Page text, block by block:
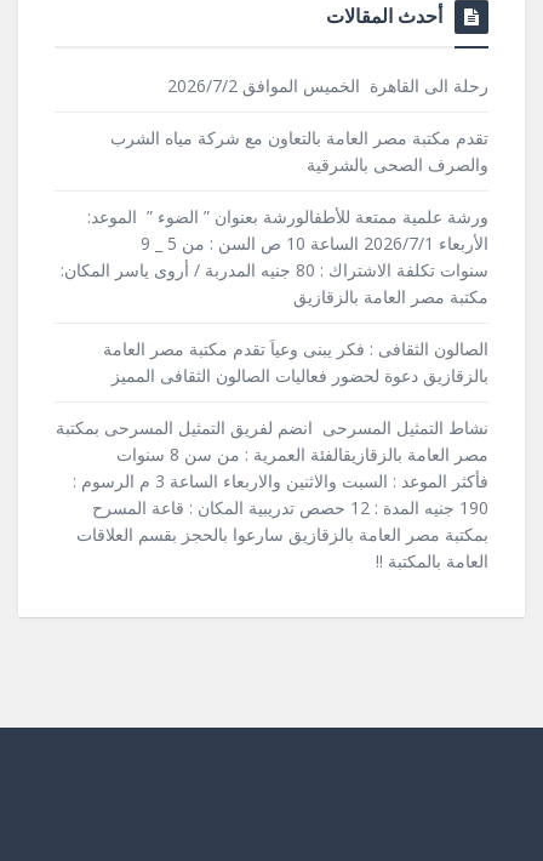
أحدث المقالات
رحلة الى القاهرة الخميس الموافق 2026/7/2
تقدم مكتبة مصر العامة بالتعاون مع شركة مياه الشرب
والصرف الصحى بالشرقية
ورشة علمية ممتعة للأطفالورشة بعنوان ” الضوء ” الموعد:
الأربعاء 2026/7/1 الساعة 10 ص السن : من 5 _ 9
سنوات تكلفة الاشتراك : 80 جنيه المدربة / أروى ياسر المكان:
مكتبة مصر العامة بالزقازيق
الصالون الثقافى : فكر يبنى وعياَ تقدم مكتبة مصر العامة
بالزقازيق دعوة لحضور فعاليات الصالون الثقافى المميز
نشاط التمثيل المسرحى انضم لفريق التمثيل المسرحى بمكتبة
مصر العامة بالزقازيقالفئة العمرية : من سن 8 سنوات
فأكثر الموعد : السبت والاثنين والاربعاء الساعة 3 م الرسوم :
190 جنيه المدة : 12 حصص تدريبية المكان : قاعة المسرح
بمكتبة مصر العامة بالزقازيق سارعوا بالحجز بقسم العلاقات
العامة بالمكتبة !!